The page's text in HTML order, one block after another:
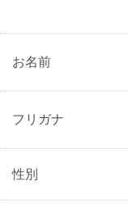
お名前
フリガナ
性別